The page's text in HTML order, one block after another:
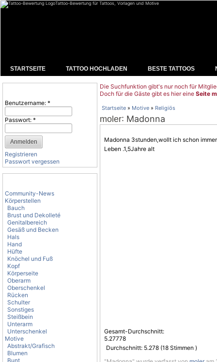
Tattoo-Bewertung für Tattoos, Vorlagen und Motive
STARTSEITE TATTOO HOCHLADEN BESTE TATTOOS
Benutzername: *
Passwort: *
Registrieren
Passwort vergessen
Community-News
Körperstellen
Bauch
Brust und Dekolleté
Genitalbereich
Gesäß und Becken
Hals
Hand
Hüfte
Knöchel und Fuß
Kopf
Körperseite
Oberarm
Oberschenkel
Rücken
Schulter
Sonstiges
Steißbein
Unterarm
Unterschenkel
Motive
Abstrakt/Grafisch
Blumen
Bunt
Die Suchfunktion gibt's nur noch für
Doch für die Gäste gibt es hier eine Seite
Startseite » Motive » Religiös
moler: Madonna
Madonna 3stunden,wollt ich schon
Leben .1,5Jahre alt
Gesamt-Durchschnitt:
5.27778
Durchschnitt: 5.278 (18 Stimmen )